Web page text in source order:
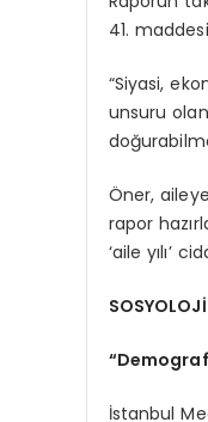
41.
“Siyasi,
unsuru
Öner,
rapor
‘aile yılı’
İstanbul